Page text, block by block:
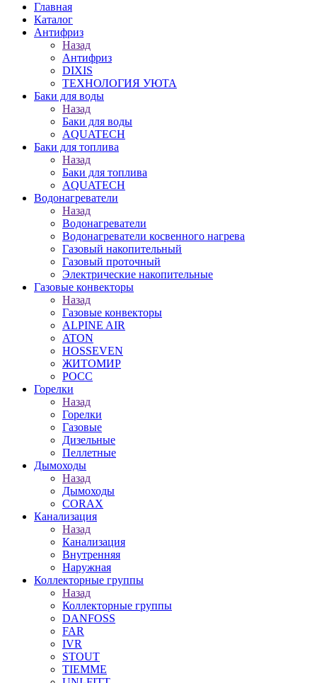
Главная
Каталог
Антифриз
Назад
Антифриз
DIXIS
ТЕХНОЛОГИЯ УЮТА
Баки для воды
Назад
Баки для воды
AQUATECH
Баки для топлива
Назад
Баки для топлива
AQUATECH
Водонагреватели
Назад
Водонагреватели
Водонагреватели косвенного нагрева
Газовый накопительный
Газовый проточный
Электрические накопительные
Газовые конвекторы
Назад
Газовые конвекторы
ALPINE AIR
ATON
HOSSEVEN
ЖИТОМИР
РОСС
Горелки
Назад
Горелки
Газовые
Дизельные
Пеллетные
Дымоходы
Назад
Дымоходы
CORAX
Канализация
Назад
Канализация
Внутренняя
Наружная
Коллекторные группы
Назад
Коллекторные группы
DANFOSS
FAR
IVR
STOUT
TIEMME